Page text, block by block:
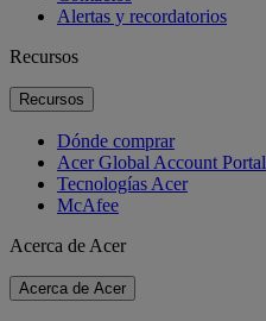
Alertas y recordatorios
Recursos
Recursos
Dónde comprar
Acer Global Account Portal
Tecnologías Acer
McAfee
Acerca de Acer
Acerca de Acer